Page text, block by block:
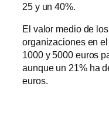
25 y un 40%.
El valor medio de
organizaciones en
1000 y 5000 euros
aunque un 21% ha
euros.